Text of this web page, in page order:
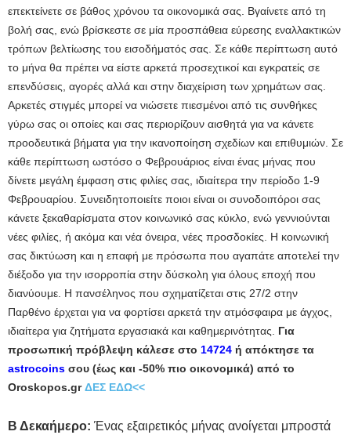
επεκτείνετε σε βάθος χρόνου τα οικονομικά σας. Βγαίνετε από τη
βολή σας, ενώ βρίσκεστε σε μία προσπάθεια εύρεσης εναλλακτικών
τρόπων βελτίωσης του εισοδήματός σας. Σε κάθε περίπτωση αυτό
το μήνα θα πρέπει να είστε αρκετά προσεχτικοί και εγκρατείς σε
επενδύσεις, αγορές αλλά και στην διαχείριση των χρημάτων σας.
Αρκετές στιγμές μπορεί να νιώσετε πιεσμένοι από τις συνθήκες
γύρω σας οι οποίες και σας περιορίζουν αισθητά για να κάνετε
προοδευτικά βήματα για την ικανοποίηση σχεδίων και επιθυμιών. Σε
κάθε περίπτωση ωστόσο ο Φεβρουάριος είναι ένας μήνας που
δίνετε μεγάλη έμφαση στις φιλίες σας, ιδιαίτερα την περίοδο 1-9
Φεβρουαρίου. Συνειδητοποιείτε ποιοι είναι οι συνοδοιπόροι σας
κάνετε ξεκαθαρίσματα στον κοινωνικό σας κύκλο, ενώ γεννιούνται
νέες φιλίες, ή ακόμα και νέα όνειρα, νέες προσδοκίες. Η κοινωνική
σας δικτύωση και η επαφή με πρόσωπα που αγαπάτε αποτελεί την
διέξοδο για την ισορροπία στην δύσκολη για όλους εποχή που
διανύουμε. Η πανσέληνος που σχηματίζεται στις 27/2 στην
Παρθένο έρχεται για να φορτίσει αρκετά την ατμόσφαιρα με άγχος,
ιδιαίτερα για ζητήματα εργασιακά και καθημερινότητας. Για
προσωπική πρόβλεψη κάλεσε στο 14724 ή απόκτησε τα
astrocoins σου (έως και -50% πιο οικονομικά) από το
Oroskopos.grΔΕΣ ΕΔΩ<<
Β Δεκαήμερο: Ένας εξαιρετικός μήνας ανοίγεται μπροστά